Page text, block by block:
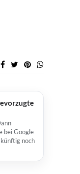
bei Google
noch